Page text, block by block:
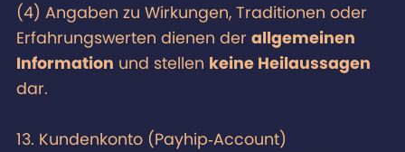
(4) Angaben zu Wirkungen, Traditionen oder
Erfahrungswerten dienen der allgemeinen
Information und stellen keine Heilaussagen
dar.
13. Kundenkonto (Payhip‑Account)